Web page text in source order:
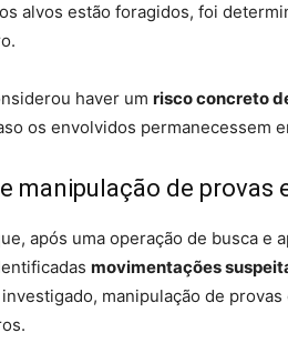
alvos estão foragidos, foi
haver um risco concreto
os envolvidos permanecessem
manipulação de provas
após uma operação de busca e
movimentações
manipulação de